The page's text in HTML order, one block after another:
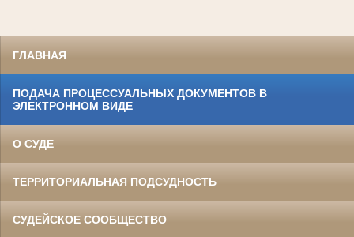
ГЛАВНАЯ
ПОДАЧА ПРОЦЕССУАЛЬНЫХ ДОКУМЕНТОВ В
ЭЛЕКТРОННОМ ВИДЕ
О СУДЕ
ТЕРРИТОРИАЛЬНАЯ ПОДСУДНОСТЬ
СУДЕЙСКОЕ СООБЩЕСТВО